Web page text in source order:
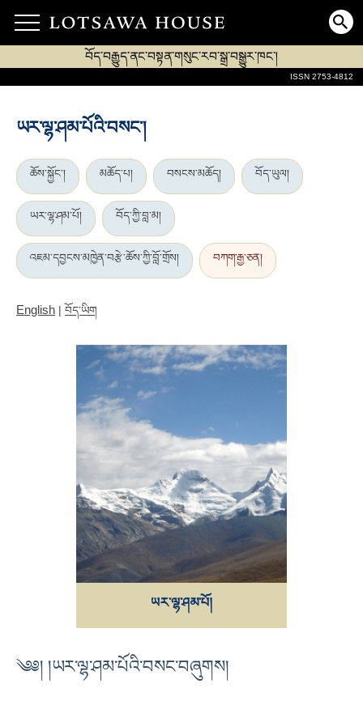
བོད་བརྒྱུད་ནང་བསྟན་གསུང་རབ་སྒྲ་བསྒྱུར་ཁང་།
ISSN 2753-4812
ཡར་ལྷ་ཤམ་པོའི་བསང་།
ཆོས་སྐྱོང་། མཆོད་པ། བསངས་མཆོད། བོད་ཡུལ།
ཡར་ལྷ་ཤམ་པོ། བོད་ཀྱི་བླ་མ།
འཇམ་དབྱངས་མཁྱེན་བརྩེ་ཆོས་ཀྱི་བློ་གྲོས། བཀག་རྒྱ་ཅན།
English | བོད་ཡིག
ཡར་ལྷ་ཤམ་པོ།
༄༅། །ཡར་ལྷ་ཤམ་པོའི་བསང་བཞུགས།